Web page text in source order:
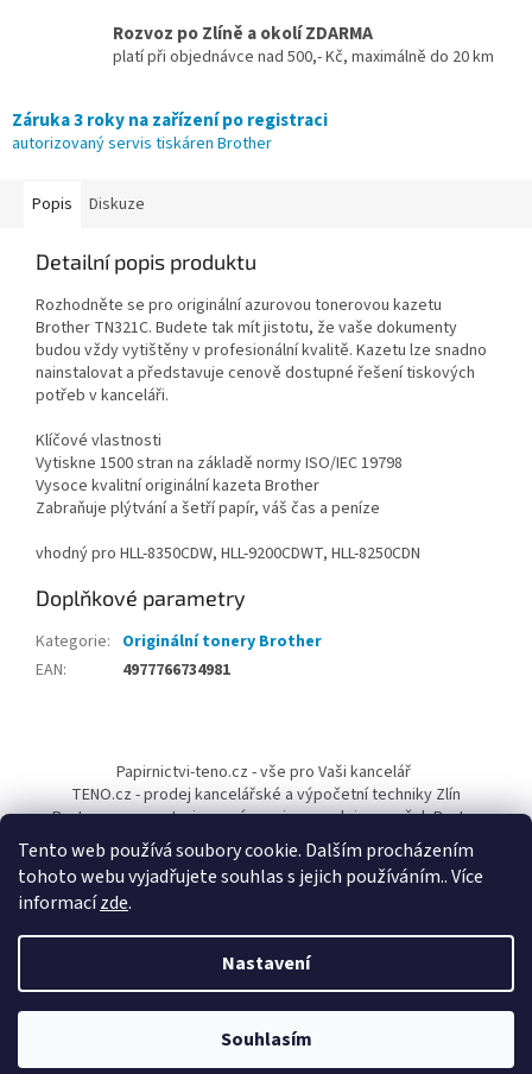
Tento web používá soubory cookie. Dalším procházením
tohoto webu vyjadřujete souhlas s jejich používáním.. Více
informacízde.
Nastavení
Souhlasím
Vážení zákazníci, nabízíme Vám DOPRAVU ZDARMA PO CELÉ ČR,
Rozvoz po Zlíně a okolí ZDARMA
platí při objednávce nad 500,- Kč, maximálně do 20 km
Záruka 3 roky na zařízení po registraci
autorizovaný servis tiskáren Brother
Popis Diskuze
Detailní popis produktu
Rozhodněte se pro originální azurovou tonerovou kazetu
Brother TN321C. Budete tak mít jistotu, že vaše dokumenty
budou vždy vytištěny v profesionální kvalitě. Kazetu lze snadno
nainstalovat a představuje cenově dostupné řešení tiskových
potřeb v kanceláři.
Klíčové vlastnosti
Vytiskne 1500 stran na základě normy ISO/IEC 19798
Vysoce kvalitní originální kazeta Brother
Zabraňuje plýtvání a šetří papír, váš čas a peníze
vhodný pro HLL-8350CDW, HLL-9200CDWT, HLL-8250CDN
Doplňkové parametry
Kategorie: Originální tonery Brother
EAN: 4977766734981
a
Papirnictvi-teno.cz - vše pro Vaši kancelář
TENO.cz - prodej kancelářské a výpočetní techniky Zlín
Pantum-cr.cz - autorizovaný servis a prodejce značek Pantum
Vytvořil Shoptet
Brother ČR. Všechna práva vyhrazena.